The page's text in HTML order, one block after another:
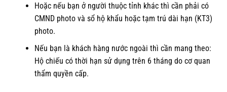
Hoặc nếu bạn ở người thuộc tỉnh khác thì cần phải có
CMND photo và sổ hộ khẩu hoặc tạm trú dài hạn (KT3)
photo.
Nếu bạn là khách hàng nước ngoài thì cần mang theo:
Hộ chiếu có thời hạn sử dụng trên 6 tháng do cơ quan
thẩm quyền cấp.